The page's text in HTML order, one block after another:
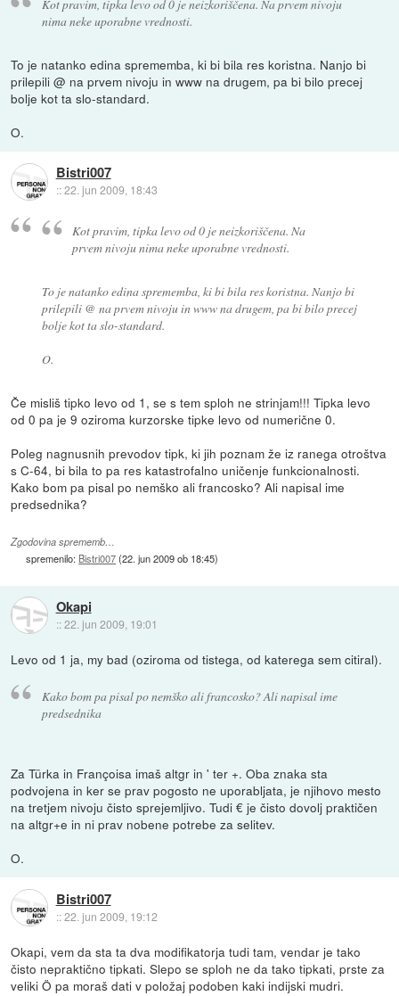
Kot pravim, tipka levo od 0 je neizkoriščena. Na prvem nivoju
nima neke uporabne vrednosti.
To je natanko edina sprememba, ki bi bila res koristna. Nanjo bi
prilepili @ na prvem nivoju in www na drugem, pa bi bilo precej
bolje kot ta slo-standard.
O.
Bistri007
::22. jun 2009, 18:43
Kot pravim, tipka levo od 0 je neizkoriščena. Na
prvem nivoju nima neke uporabne vrednosti.
To je natanko edina sprememba, ki bi bila res koristna. Nanjo bi
prilepili @ na prvem nivoju in www na drugem, pa bi bilo precej
bolje kot ta slo-standard.
O.
Če misliš tipko levo od 1, se s tem sploh ne strinjam!!! Tipka levo
od 0 pa je 9 oziroma kurzorske tipke levo od numerične 0.
Poleg nagnusnih prevodov tipk, ki jih poznam že iz ranega otroštva
s C-64, bi bila to pa res katastrofalno uničenje funkcionalnosti.
Kako bom pa pisal po nemško ali francosko? Ali napisal ime
predsednika?
Zgodovina sprememb…
spremenilo: Bistri007(22. jun 2009 ob 18:45)
Okapi
::22. jun 2009, 19:01
Levo od 1 ja, my bad (oziroma od tistega, od katerega sem citiral).
Kako bom pa pisal po nemško ali francosko? Ali napisal ime
predsednika
Za Türka in Françoisa imaš altgr in ' ter +. Oba znaka sta
podvojena in ker se prav pogosto ne uporabljata, je njihovo mesto
na tretjem nivoju čisto sprejemljivo. Tudi € je čisto dovolj praktičen
na altgr+e in ni prav nobene potrebe za selitev.
O.
Bistri007
::22. jun 2009, 19:12
Okapi, vem da sta ta dva modifikatorja tudi tam, vendar je tako
čisto nepraktično tipkati. Slepo se sploh ne da tako tipkati, prste za
veliki Ö pa moraš dati v položaj podoben kaki indijski mudri.